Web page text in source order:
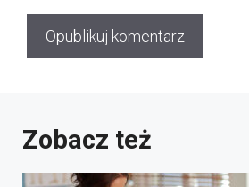
Zobacz też